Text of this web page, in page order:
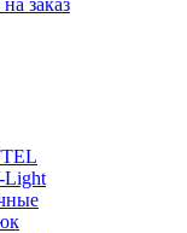
заказ
Light